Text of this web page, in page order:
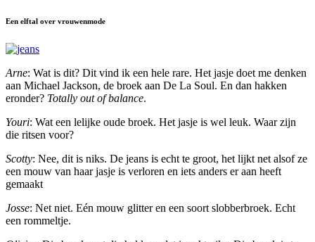
Een elftal over vrouwenmode
Arne: Wat is dit? Dit vind ik een hele rare. Het jasje doet me denken
aan Michael Jackson, de broek aan De La Soul. En dan hakken
eronder? Totally out of balance.
Youri: Wat een lelijke oude broek. Het jasje is wel leuk. Waar zijn
die ritsen voor?
Scotty: Nee, dit is niks. De jeans is echt te groot, het lijkt net alsof ze
een mouw van haar jasje is verloren en iets anders er aan heeft
gemaakt
Josse: Net niet. Eén mouw glitter en een soort slobberbroek. Echt
een rommeltje.